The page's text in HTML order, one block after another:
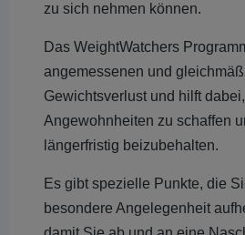
zu sich nehmen können.
Das WeightWatchers
angemessenen und
Gewichtsverlust und hilft
Angewohnheiten zu schaffen
längerfristig beizubehalten.
Es gibt spezielle Punkte, die
besondere Angelegenheit